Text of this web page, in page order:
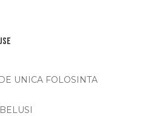
UNICA FOLOSINTA